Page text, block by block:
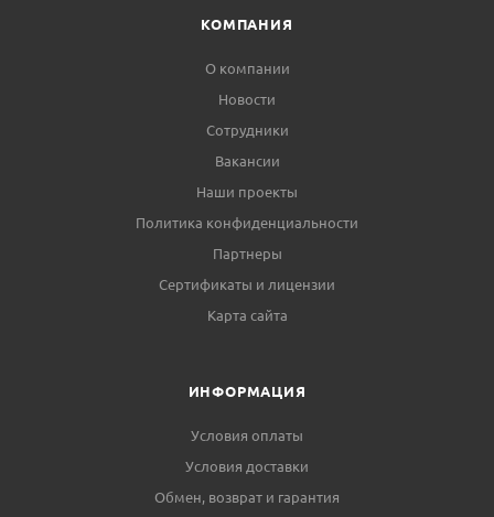
КОМПАНИЯ
О компании
Новости
Сотрудники
Вакансии
Наши проекты
Политика конфиденциальности
Партнеры
Сертификаты и лицензии
Карта сайта
ИНФОРМАЦИЯ
Условия оплаты
Условия доставки
Обмен, возврат и гарантия